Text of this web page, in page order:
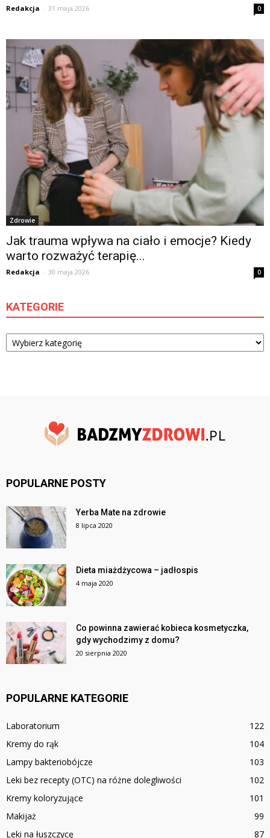
Redakcja - 31 maja 2026 0
Zdrowie
Jak trauma wpływa na ciało i emocje? Kiedy
warto rozważyć terapię...
Redakcja - 30 maja 2026 0
KATEGORIE
Kategorie
POPULARNE POSTY
Yerba Mate na zdrowie
8 lipca 2020
Dieta miażdżycowa – jadłospis
4 maja 2020
Co powinna zawierać kobieca kosmetyczka,
gdy wychodzimy z domu?
20 sierpnia 2020
POPULARNE KATEGORIE
Laboratorium
122
Kremy do rąk
104
Lampy bakteriobójcze
103
Leki bez recepty (OTC) na różne dolegliwości
102
Kremy koloryzujące
101
Makijaż
99
Leki na łuszczycę
87